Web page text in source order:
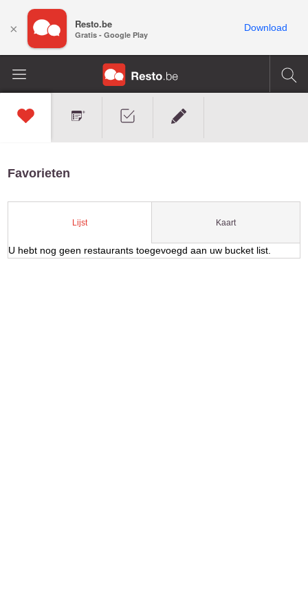
Favorieten
Lijst Kaart
U hebt nog geen restaurants toegevoegd aan uw bucket list.
× Resto.be
Gratis - Google Play
Download